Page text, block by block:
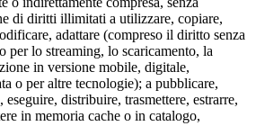
di diritti illimitati a utilizzare, copiare,
adattare (compreso il diritto senza
per lo streaming, lo scaricamento, la
in versione mobile, digitale,
o per altre tecnologie); a pubblicare,
distribuire, trasmettere, estrarre,
in memoria cache o in catalogo,